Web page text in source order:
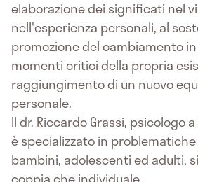
elaborazione dei significati nel
nell'esperienza personali, al
promozione del cambiamento
momenti critici della propria
raggiungimento di un nuovo
personale.
Il dr. Riccardo Grassi, psicologo
è specializzato in
bambini, adolescenti ed adulti,